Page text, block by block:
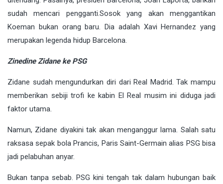
sudah mencari pengganti.Sosok yang akan menggantikan
Koeman bukan orang baru. Dia adalah Xavi Hernandez yang
merupakan legenda hidup Barcelona.
Zinedine Zidane ke PSG
Zidane sudah mengundurkan diri dari Real Madrid. Tak mampu
memberikan sebiji trofi ke kabin El Real musim ini diduga jadi
faktor utama.
Namun, Zidane diyakini tak akan menganggur lama. Salah satu
raksasa sepak bola Prancis, Paris Saint-Germain alias PSG bisa
jadi pelabuhan anyar.
Bukan tanpa sebab. PSG kini tengah tak dalam hubungan baik